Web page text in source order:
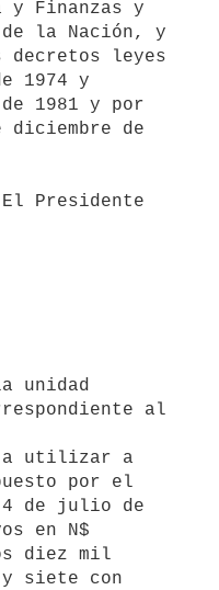
y Finanzas y
la Nación, y
leyes
1974 y
1981 y por
de
al
a utilizar a
por el
4 de julio de
en N$
diez mil
siete con